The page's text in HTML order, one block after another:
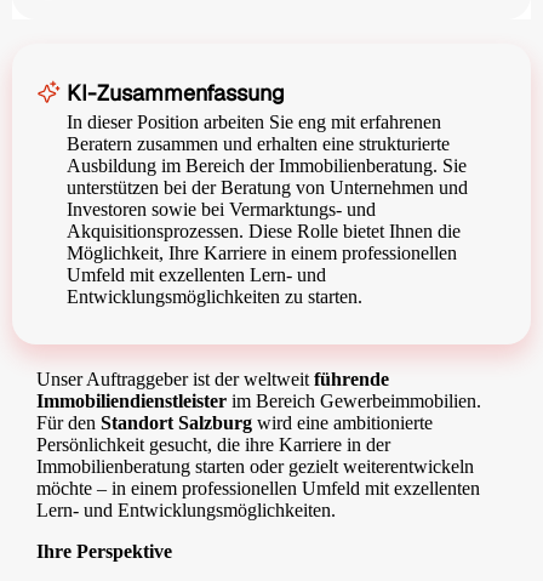
KI-Zusammenfassung
In dieser Position arbeiten Sie eng mit erfahrenen
Beratern zusammen und erhalten eine strukturierte
Ausbildung im Bereich der Immobilienberatung. Sie
unterstützen bei der Beratung von Unternehmen und
Investoren sowie bei Vermarktungs- und
Akquisitionsprozessen. Diese Rolle bietet Ihnen die
Möglichkeit, Ihre Karriere in einem professionellen
Umfeld mit exzellenten Lern- und
Entwicklungsmöglichkeiten zu starten.
Unser Auftraggeber ist der weltweit führende
Immobiliendienstleister im Bereich Gewerbeimmobilien.
Für den Standort Salzburg wird eine ambitionierte
Persönlichkeit gesucht, die ihre Karriere in der
Immobilienberatung starten oder gezielt weiterentwickeln
möchte – in einem professionellen Umfeld mit exzellenten
Lern- und Entwicklungsmöglichkeiten.
Ihre Perspektive